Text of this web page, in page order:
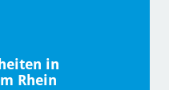
in
Rhein